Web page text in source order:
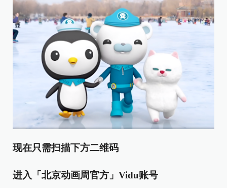
现在只需扫描下方二维码
进入「北京动画周官方」Vidu账号